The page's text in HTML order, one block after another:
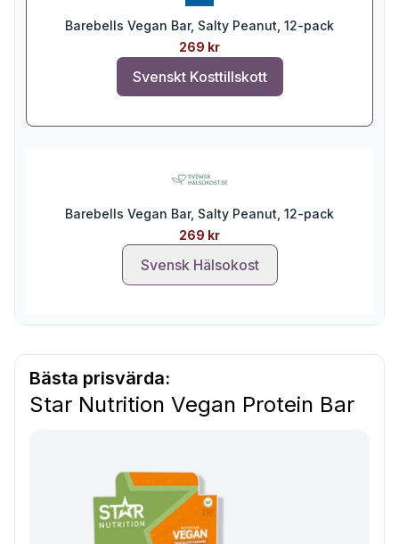
Barebells Vegan Bar, Salty Peanut, 12-pack
269 kr
Svenskt Kosttillskott
Barebells Vegan Bar, Salty Peanut, 12-pack
269 kr
Svensk Hälsokost
Bästa prisvärda:
Star Nutrition Vegan Protein Bar